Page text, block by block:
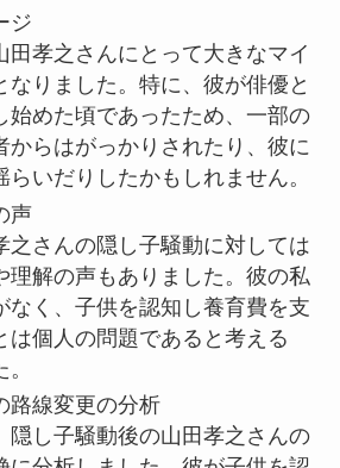
ジ
田孝之さんにとって大きなマイ
なりました。特に、彼が俳優と
始めた頃であったため、一部の
からはがっかりされたり、彼に
らいだりしたかもしれません。
声
之さんの隠し子騒動に対しては
理解の声もありました。彼の私
なく、子供を認知し養育費を支
は個人の問題であると考える
路線変更の分析
隠し子騒動後の山田孝之さんの